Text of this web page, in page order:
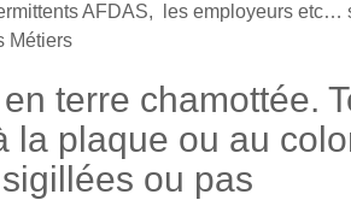
AFDAS, les employeurs etc…
Métiers
terre chamottée.
la plaque ou au
ou pas